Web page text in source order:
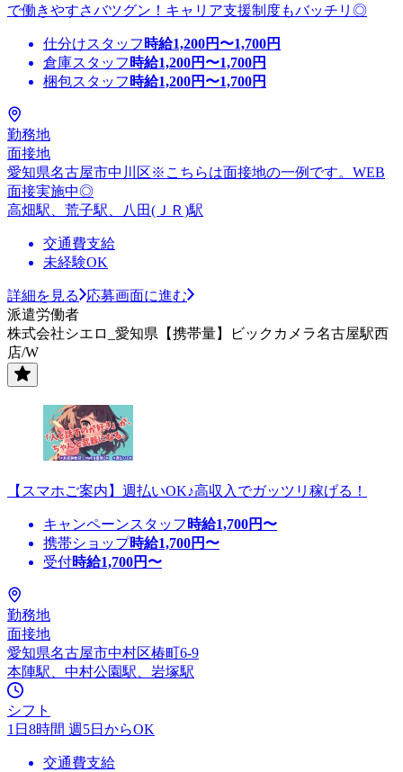
で働きやすさバツグン！キャリア支援制度もバッチリ◎
仕分けスタッフ 時給1,200円〜1,700円
倉庫スタッフ 時給1,200円〜1,700円
梱包スタッフ 時給1,200円〜1,700円
勤務地
面接地
愛知県名古屋市中川区※こちらは面接地の一例です。WEB
面接実施中◎
高畑駅、荒子駅、八田(ＪＲ)駅
交通費支給
未経験OK
詳細を見る
応募画面に進む
派遣労働者
株式会社シエロ_愛知県【携帯量】ビックカメラ名古屋駅西
店/W
【スマホご案内】週払いOK♪高収入でガッツリ稼げる！
キャンペーンスタッフ 時給1,700円〜
携帯ショップ時給1,700円〜
受付時給1,700円〜
勤務地
面接地
愛知県名古屋市中村区椿町6-9
本陣駅、中村公園駅、岩塚駅
シフト
1日8時間 週5日からOK
交通費支給